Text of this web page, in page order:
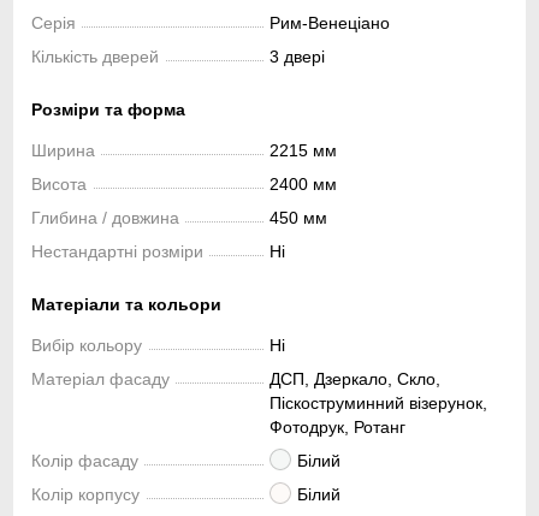
Серія
Рим-Венеціано
Кількість дверей
3 двері
Розміри та форма
Ширина
2215 мм
Висота
2400 мм
Глибина / довжина
450 мм
Нестандартні розміри
Ні
Матеріали та кольори
Вибір кольору
Ні
Матеріал фасаду
ДСП, Дзеркало, Скло,
Піскоструминний візерунок,
Фотодрук, Ротанг
Колір фасаду
Білий
Колір корпусу
Білий